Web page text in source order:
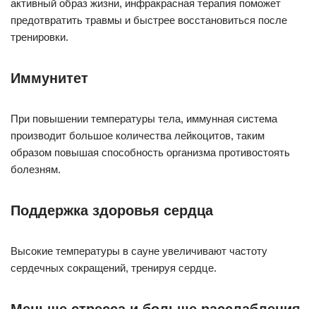
активный образ жизни, инфракрасная терапия поможет
предотвратить травмы и быстрее восстановиться после
тренировки.
Иммунитет
При повышении температуры тела, иммунная система
производит большое количества лейкоцитов, таким
образом повышая способность организма противостоять
болезням.
Поддержка здоровья сердца
Высокие температуры в сауне увеличивают частоту
сердечных сокращений, тренируя сердце.